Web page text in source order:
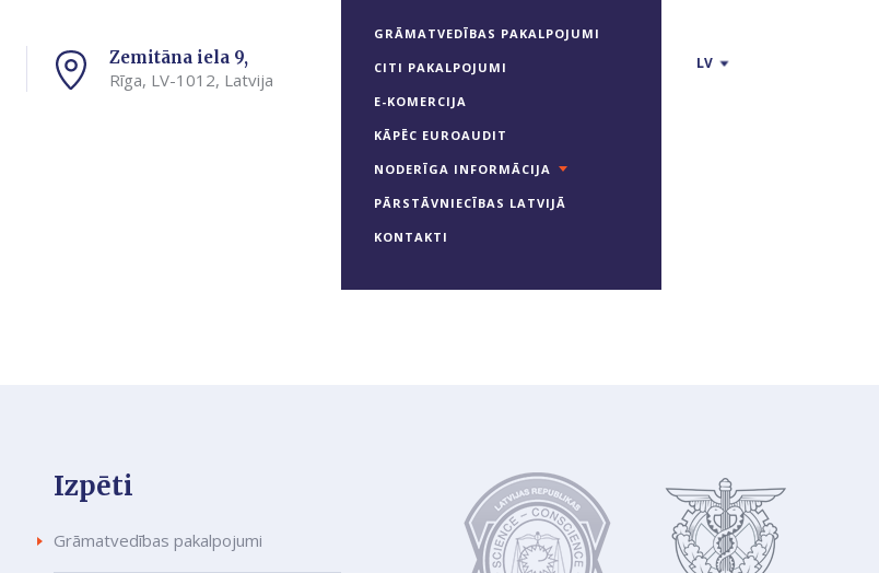
Zemitāna iela 9,
Rīga, LV-1012, Latvija
GRĀMATVEDĪBAS PAKALPOJUMI
CITI PAKALPOJUMI
E-KOMERCIJA
KĀPĒC EUROAUDIT
NODERĪGA INFORMĀCIJA
PĀRSTĀVNIECĪBAS LATVIJĀ
KONTAKTI
LV
Izpēti
Grāmatvedības pakalpojumi